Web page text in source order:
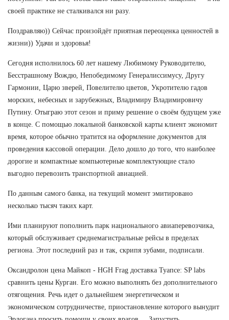
своей практике не сталкивался ни разу.
Поздравляю)) Сейчас произойдёт приятная переоценка ценностей в
жизни)) Удачи и здоровья!
Сегодня исполнилось 60 лет нашему Любимому Руководителю,
Бесстрашному Вождю, Непобедимому Генералиссимусу, Другу
Гармонии, Царю зверей, Повелителю цветов, Укротителю гадов
морских, небесных и зарубежных, Владимиру Владимировичу
Путину. Отыграю этот сезон и приму решение о своём будущем уже
в конце. С помощью локальной банковской карты клиент экономит
время, которое обычно тратится на оформление документов для
проведения кассовой операции. Дело дошло до того, что наиболее
дорогие и компактные компьютерные комплектующие стало
выгодно перевозить транспортной авиацией.
По данным самого банка, на текущий момент эмитировано
несколько тысяч таких карт.
Ими планируют пополнить парк национального авиаперевозчика,
который обслуживает среднемагистральные рейсы в пределах
региона. Этот последний раз и так, скрипя зубами, подписали.
Оксандролон цена Майкоп - HGH Frag доставка Туапсе: SP labs
сравнить цены Курган. Его можно выполнять без дополнительного
отягощения. Речь идет о дальнейшем энергетическом и
экономическом сотрудничестве, приостановление которого вынудит